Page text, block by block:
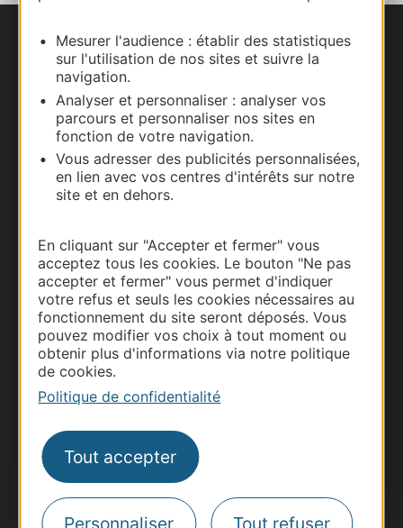
Mesurer l'audience : établir des statistiques
sur l'utilisation de nos sites et suivre la
navigation.
Analyser et personnaliser : analyser vos
parcours et personnaliser nos sites en
fonction de votre navigation.
Vous adresser des publicités personnalisées,
en lien avec vos centres d'intérêts sur notre
site et en dehors.
En cliquant sur "Accepter et fermer" vous
acceptez tous les cookies. Le bouton "Ne pas
accepter et fermer" vous permet d'indiquer
votre refus et seuls les cookies nécessaires au
fonctionnement du site seront déposés. Vous
pouvez modifier vos choix à tout moment ou
obtenir plus d'informations via notre politique
de cookies.
Politique de confidentialité
Tout accepter
Personnaliser Tout refuser
Nous contacter
Carte interactive
Documentation
Thermalisme
Business/Mice
Pros d'Occitanie
Site presse et d'influence
Voyagistes
Destination Sport
Inscrivez-vous à la lettre d'information